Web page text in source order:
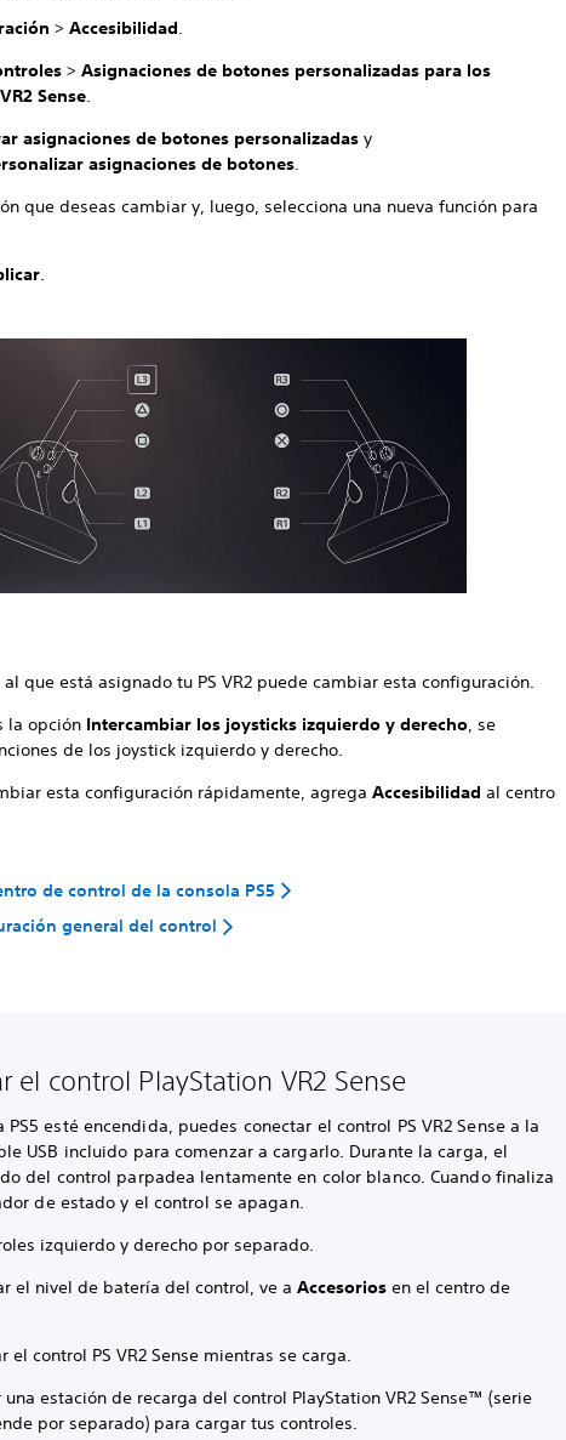
> Accesibilidad.
> Asignaciones de botones personalizadas para los
Sense.
asignaciones de botones personalizadas y
asignaciones de botones.
que deseas cambiar y, luego, selecciona una nueva función para
.
que está asignado tu PS VR2 puede cambiar esta configuración.
la opción Intercambiar los joysticks izquierdo y derecho, se
de los joystick izquierdo y derecho.
esta configuración rápidamente, agregaAccesibilidad al centro
de control de la consola PS5
general del control
el control PlayStation VR2 Sense
PS5 esté encendida, puedes conectar el control PS VR2 Sense a la
USB incluido para comenzar a cargarlo. Durante la carga, el
del control parpadea lentamente en color blanco. Cuando finaliza
de estado y el control se apagan.
izquierdo y derecho por separado.
el nivel de batería del control, ve aAccesorios en el centro de
el control PS VR2 Sense mientras se carga.
una estación de recarga del control PlayStation VR2 Sense™ (serie
por separado) para cargar tus controles.